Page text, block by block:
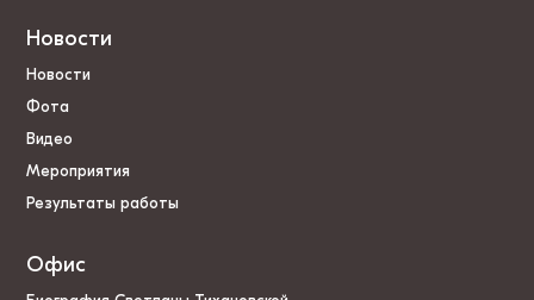
Новости
Новости
Фота
Видео
Мероприятия
Результаты работы
Офис